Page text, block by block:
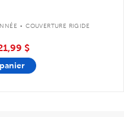
. COUVERTURE RIGIDE
$